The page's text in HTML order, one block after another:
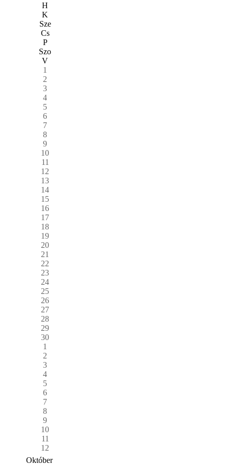
H
K
Sze
Cs
P
Szo
V
1
2
3
4
5
6
7
8
9
10
11
12
13
14
15
16
17
18
19
20
21
22
23
24
25
26
27
28
29
30
1
2
3
4
5
6
7
8
9
10
11
12
Október